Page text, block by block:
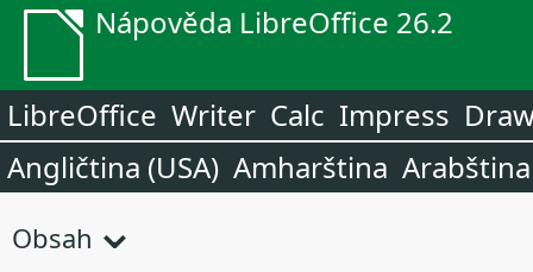
Nápověda LibreOffice 26.2
LibreOffice Writer Calc Impress
Angličtina (USA) Amharština Arabština
Obsah